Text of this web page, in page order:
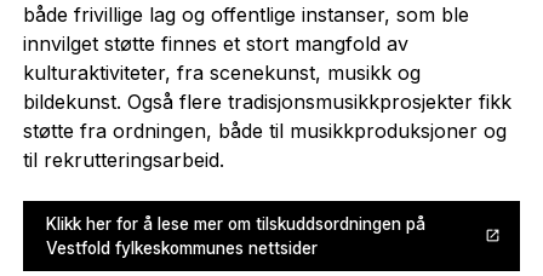
både frivillige lag og offentlige instanser, som ble
innvilget støtte finnes et stort mangfold av
kulturaktiviteter, fra scenekunst, musikk og
bildekunst. Også flere tradisjonsmusikkprosjekter fikk
støtte fra ordningen, både til musikkproduksjoner og
til rekrutteringsarbeid.
Klikk her for å lese mer om tilskuddsordningen på
Vestfold fylkeskommunes nettsider